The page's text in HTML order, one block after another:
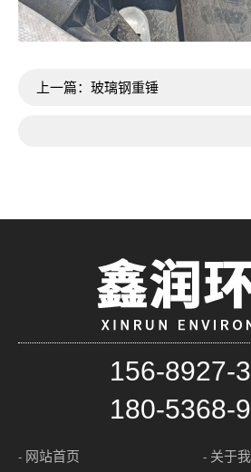
上一篇： 玻璃钢重锤
156-8927-
180-5368-
- 网站首页 - 关于